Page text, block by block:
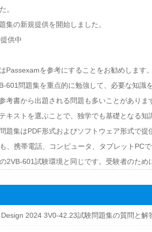
。
集の新規提供を開始しました。
供中
はPassexamを参考にすることをお勧めします
601問題集を重点的に勉強して、必要な知識
考書から出題される問題も多いことがありま
キストを選ぶことで、独学でも基礎となる
題集はPDF形式およびソフトウェア形式で提
、携帯電話、コンピュータ、タブレットPC
2VB-601試験環境と同じです。受験者のた
2024 3V0-42.23試験問題集の質問と解